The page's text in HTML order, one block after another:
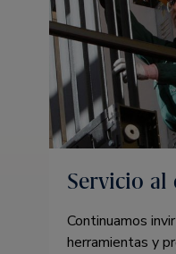
Servicio
Continuamos
herramientas y